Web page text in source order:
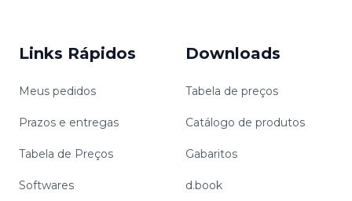
Links Rápidos
Meus pedidos
Prazos e entregas
Tabela de Preços
Softwares
Downloads
Tabela de preços
Catálogo de produtos
Gabaritos
d.book